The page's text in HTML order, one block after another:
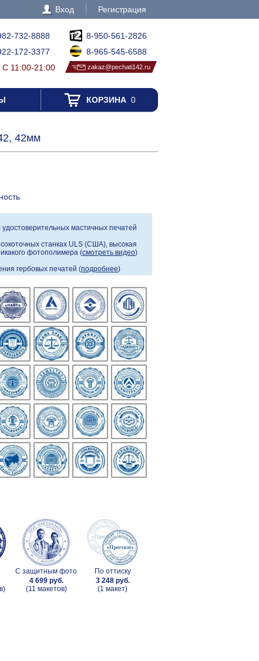
Вход Регистрация
732-8888
172-3377
11:00-21:00
8-950-561-2826
8-965-545-6588
zakaz@pechati142.ru
КОРЗИНА0
42мм
удостоверительных мастичных печатей
станках ULS (США), высокая
фотополимера (смотреть видео)
гербовых печатей (подробнее)
С защитным фото
4 699 руб.
(11 макетов)
По оттиску
3 248 руб.
(1 макет)